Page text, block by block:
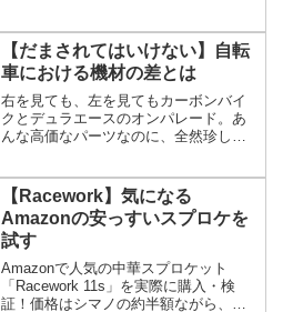
感しよう。今すぐ記事で詳細をチェッ
ク！
【だまされてはいけない】自転
車における機材の差とは
右を見ても、左を見てもカーボンバイ
クとデュラエースのオンパレード。あ
んな高価なパーツなのに、全然珍しく
思うぐらい。いいパーツは速くなるの
か？答えはノー。
【Racework】気になる
Amazonの安っすいスプロケを
試す
Amazonで人気の中華スプロケット
「Racework 11s」を実際に購入・検
証！価格はシマノの約半額ながら、変